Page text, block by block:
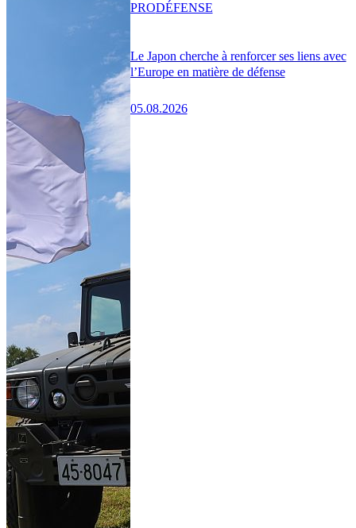
Le Japon cherche à renforcer ses liens avec
l’Europe en matière de défense
05.08.2026
PRODÉFENSE